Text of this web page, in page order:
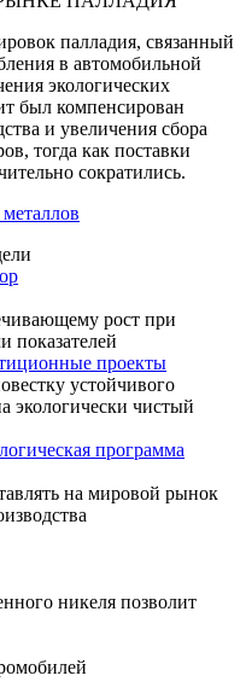
палладия, связанный
в автомобильной
экологических
был компенсирован
и увеличения сбора
тогда как поставки
сократились.
рост при
показателей
проекты
устойчивого
экологически чистый
программа
на мировой рынок
никеля позволит